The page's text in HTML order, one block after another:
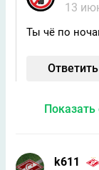
13
Ты чё по
Ответить
k611